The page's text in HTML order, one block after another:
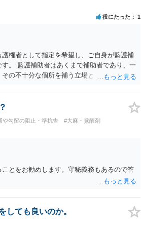
役にたった 1
権者として指定を希望し、ご自身が監護補
。 監護補助者はあくまで補助者であり、一
の不十分な個所を補う立場として十分な存
の対応を行うことが可能なのかどうかとい
が必要な時期ですので、一般的には母親優
、監護補助者がいかに優秀であっても、肝
ば、監護補助者の適性だけで監護権者の指
や勾留の阻止・準抗告 #大麻・覚醒剤
とをお勧めします。守秘義務もあるので答
しても良いのか。